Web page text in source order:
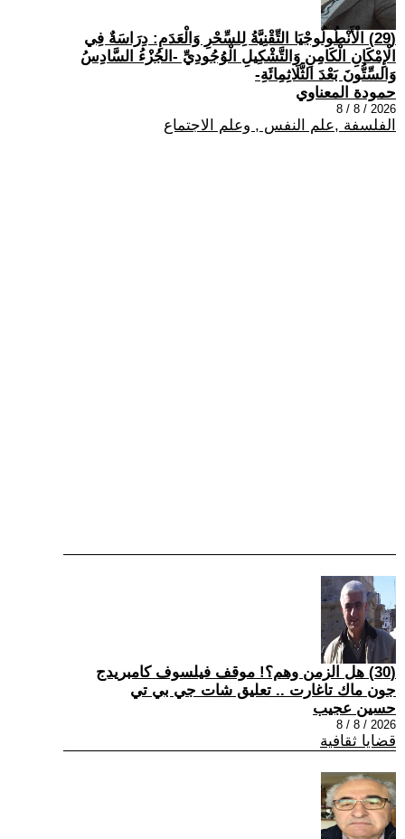
(29) الْأَنْطُولُوجْيَا التِّقْنِيَّةُ لِلسِّحْرِ وَالْعَدَمِ: دِرَاسَةٌ فِي
الْإِمْكَانِ الْكَامِنِ وَالتَّشْكِيلِ الْوُجُودِيِّ -الجُزْءُ السَّادِسُ
وَالسِّتُّونَ بَعْدَ الثَّلَاثِمِائَةِ-
حمودة المعناوي
2026 / 8 / 8
الفلسفة ,علم النفس , وعلم الاجتماع
(30) هل الزمن وهم؟! موقف فيلسوف كامبريدج
جون ماك تاغارت .. تعليق شات جي بي تي
حسين عجيب
2026 / 8 / 8
قضايا ثقافية